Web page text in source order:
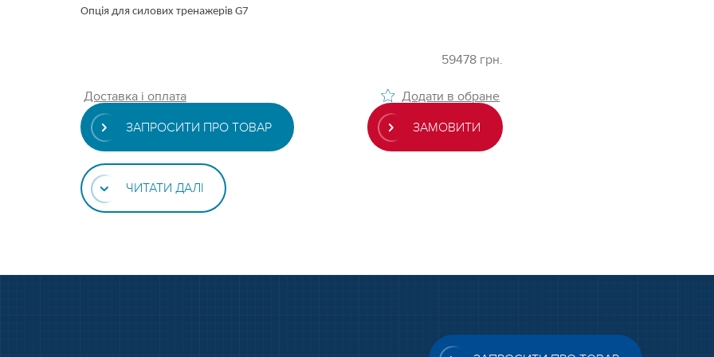
Опція для силових тренажерів G7
59478 грн.
Доставка і оплата
Додати в обране
ЗАПРОСИТИ ПРО ТОВАР
ЗАМОВИТИ
ЧИТАТИ ДАЛІ